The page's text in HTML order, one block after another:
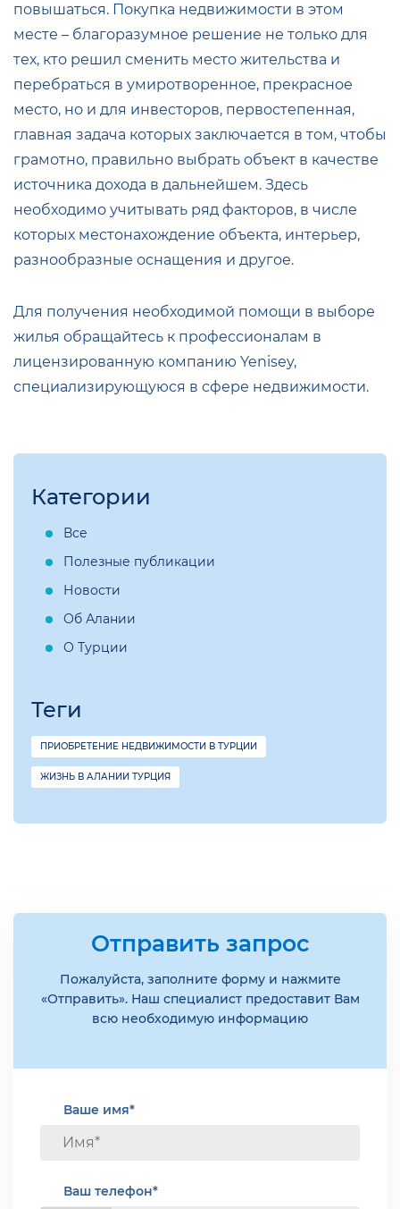
повышаться. Покупка недвижимости в этом
месте – благоразумное решение не только для
тех, кто решил сменить место жительства и
перебраться в умиротворенное, прекрасное
место, но и для инвесторов, первостепенная,
главная задача которых заключается в том, чтобы
грамотно, правильно выбрать объект в качестве
источника дохода в дальнейшем. Здесь
необходимо учитывать ряд факторов, в числе
которых местонахождение объекта, интерьер,
разнообразные оснащения и другое.
Для получения необходимой помощи в выборе
жилья обращайтесь к профессионалам в
лицензированную компанию Yenisey,
специализирующуюся в сфере недвижимости.
Категории
Все
Полезные публикации
Новости
Об Алании
О Турции
Теги
ПРИОБРЕТЕНИЕ НЕДВИЖИМОСТИ В ТУРЦИИ
ЖИЗНЬ В АЛАНИИ ТУРЦИЯ
Отправить запрос
Пожалуйста, заполните форму и нажмите
«Отправить». Наш специалист предоставит Вам
всю необходимую информацию
Ваше имя*
Ваш телефон*